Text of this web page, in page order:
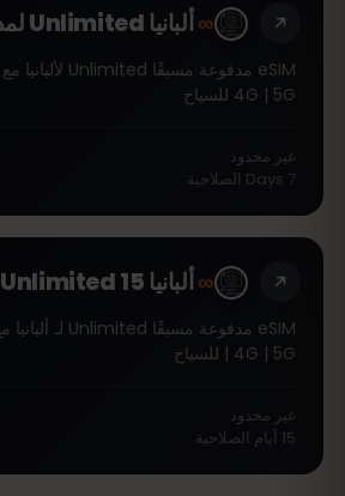
∞ألبانيا Unlimited لمدة 7 أيام
4G | 5G للسياح
غير محدود
7
Days الصلاحية
∞ألبانيا Unlimited 15 أيام
| 4G | 5G للسياح
غير محدود
15 أيام الصلاحية